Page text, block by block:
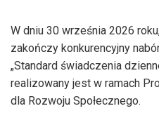
W dniu 30 września 2026
zakończy konkurencyjny
„Standard świadczenia
realizowany jest w ramach
dla Rozwoju Społecznego.